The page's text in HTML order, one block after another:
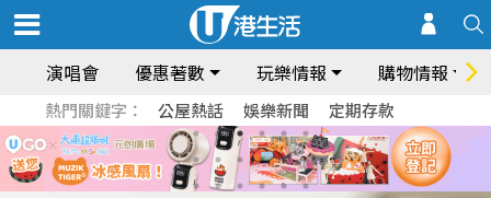
演唱會 優惠著數 玩樂情報 購物情報
熱門關鍵字： 公屋熱話 娛樂新聞 定期存款